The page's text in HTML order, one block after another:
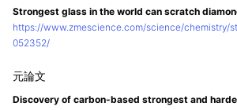
Strongest glass in the world can scratch
https://www.zmescience.com/science/chemistry/
052352/
Discovery of carbon-based strongest and